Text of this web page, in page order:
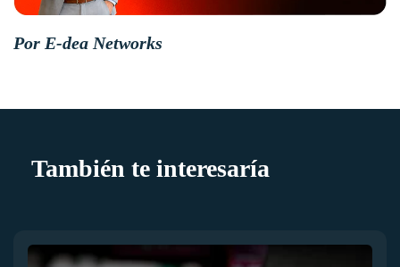
Por E-dea Networks
También te interesaría